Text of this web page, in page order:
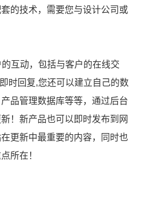
的技术，需要您与设计公司或
互动，包括与客户的在线交
时回复,您还可以建立自己的数
品管理数据库等等，通过后台
！新产品也可以即时发布到网
更新中最重要的内容，同时也
所在！